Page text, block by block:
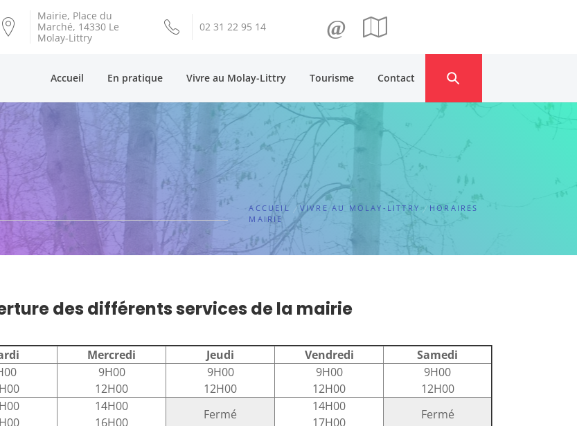
Mairie, Place du
Marché, 14330 Le
Molay-Littry
02 31 22 95 14 @
Accueil En pratique Vivre au Molay-Littry Tourisme Contact
ACCUEIL VIVRE AU MOLAY-LITTRY
HORAIRES
MAIRIE
des différents services de la mairie
Mercredi Jeudi Vendredi
Samedi
9H00
12H00
9H00
12H00
9H00
12H00
9H00
12H00
14H00
16H00
Fermé
14H00
17H00
Fermé